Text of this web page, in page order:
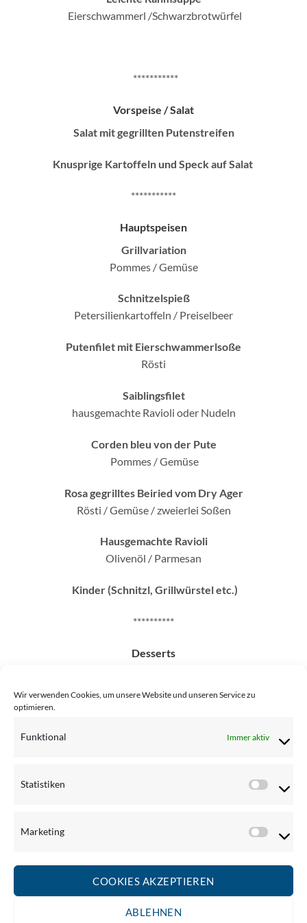
Wir verwenden Cookies, um unsere Website und unseren Service zu
optimieren.
Funktional Immer aktiv
Statistiken
Marketing
COOKIES AKZEPTIEREN
ABLEHNEN
Eierschwammerl /Schwarzbrotwürfel
***********
Vorspeise / Salat
Salat mit gegrillten Putenstreifen
Knusprige Kartoffeln und Speck auf Salat
***********
Hauptspeisen
Grillvariation
Pommes / Gemüse
Schnitzelspieß
Petersilienkartoffeln / Preiselbeer
Putenfilet mit Eierschwammerlsoße
Rösti
Saiblingsfilet
hausgemachte Ravioli oder Nudeln
Corden bleu von der Pute
Pommes / Gemüse
Rosa gegrilltes Beiried vom Dry Ager
Rösti / Gemüse / zweierlei Soßen
Hausgemachte Ravioli
Olivenöl / Parmesan
Kinder (Schnitzl, Grillwürstel etc.)
**********
Desserts